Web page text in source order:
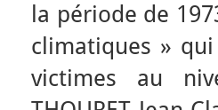
la période de
climatiques »
victimes au